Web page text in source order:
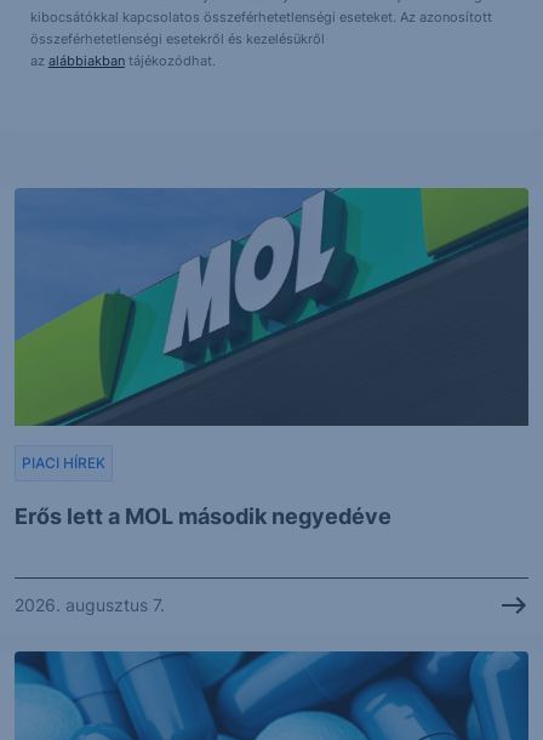
kibocsátókkal kapcsolatos összeférhetetlenségi eseteket. Az azonosított
összeférhetetlenségi esetekről és kezelésükről
az alábbiakbantájékozódhat.
Erős lett a MOL második negyedéve
PIACI HÍREK
2026. augusztus 7.